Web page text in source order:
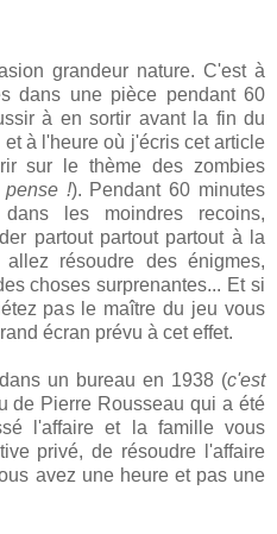
grandeur nature. C'est à
dans une pièce pendant 60
à en sortir avant la fin du
à l'heure où j'écris cet article
sur le thème des zombies
!). Pendant 60 minutes
les moindres recoins,
partout partout partout à la
résoudre des énigmes,
choses surprenantes... Et si
pas le maître du jeu vous
écran prévu à cet effet.
un bureau en 1938 (c'est
de Pierre Rousseau qui a été
l'affaire et la famille vous
privé, de résoudre l'affaire
avez une heure et pas une